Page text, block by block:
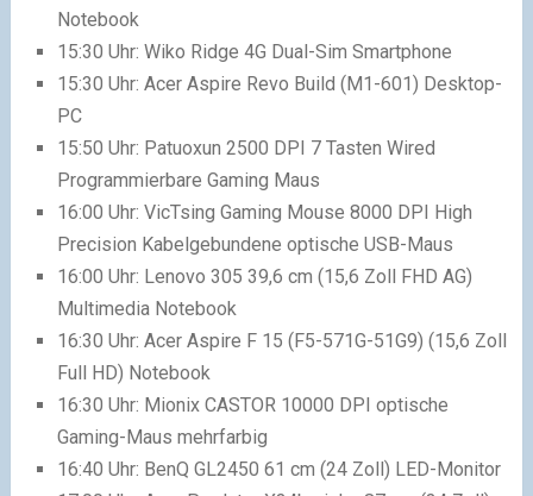
Notebook
15:30 Uhr: Wiko Ridge 4G Dual-Sim Smartphone
15:30 Uhr: Acer Aspire Revo Build (M1-601) Desktop-
PC
15:50 Uhr: Patuoxun 2500 DPI 7 Tasten Wired
Programmierbare Gaming Maus
16:00 Uhr: VicTsing Gaming Mouse 8000 DPI High
Precision Kabelgebundene optische USB-Maus
16:00 Uhr: Lenovo 305 39,6 cm (15,6 Zoll FHD AG)
Multimedia Notebook
16:30 Uhr: Acer Aspire F 15 (F5-571G-51G9) (15,6 Zoll
Full HD) Notebook
16:30 Uhr: Mionix CASTOR 10000 DPI optische
Gaming-Maus mehrfarbig
16:40 Uhr: BenQ GL2450 61 cm (24 Zoll) LED-Monitor